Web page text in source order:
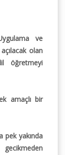
ve
olan
öğretmeyi
amaçlı bir
pek yakında